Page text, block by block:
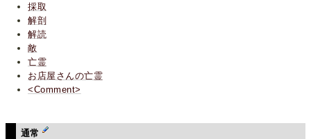
採取
解剖
解読
敵
亡霊
お店屋さんの亡霊
<Comment>
通常